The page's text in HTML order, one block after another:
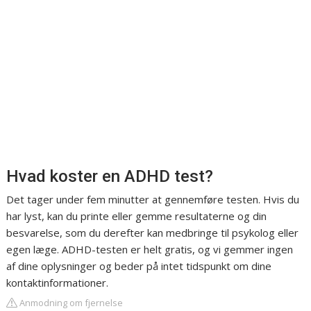
Hvad koster en ADHD test?
Det tager under fem minutter at gennemføre testen. Hvis du
har lyst, kan du printe eller gemme resultaterne og din
besvarelse, som du derefter kan medbringe til psykolog eller
egen læge. ADHD-testen er helt gratis, og vi gemmer ingen
af dine oplysninger og beder på intet tidspunkt om dine
kontaktinformationer.
Anmodning om fjernelse